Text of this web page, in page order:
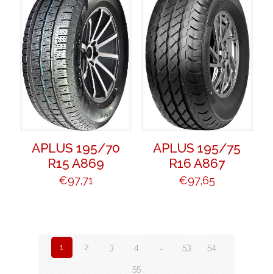
APLUS 195/70
R15 A869
€97,71
APLUS 195/75
R16 A867
€97,65
1 2 3 4 53 54
55